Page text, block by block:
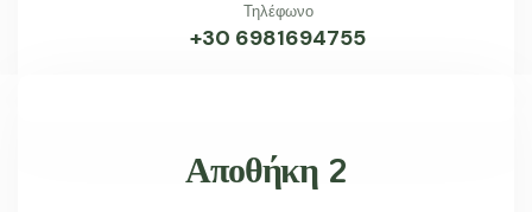
Τηλέφωνο
+30 6981694755
Αποθήκη 2